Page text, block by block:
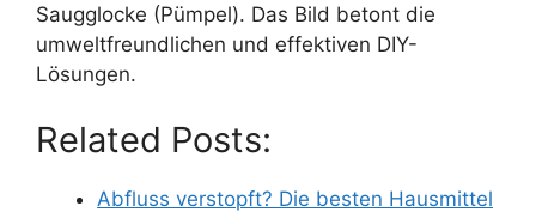
Saugglocke (Pümpel). Das Bild betont die
umweltfreundlichen und effektiven DIY-
Lösungen.
Related Posts:
Abfluss verstopft? Die besten Hausmittel